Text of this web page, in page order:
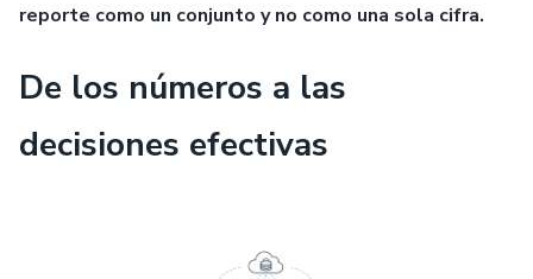
reporte como un conjunto y no como una sola cifra.
De los números a las
decisiones efectivas